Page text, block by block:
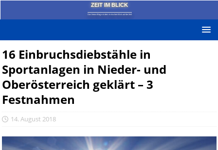
ZEIT IM BLICK
Das News-Blog mit dem kritischen Blick auf die Zeit!
16 Einbruchsdiebstähle in
Sportanlagen in Nieder- und
Oberösterreich geklärt – 3
Festnahmen
14. August 2018